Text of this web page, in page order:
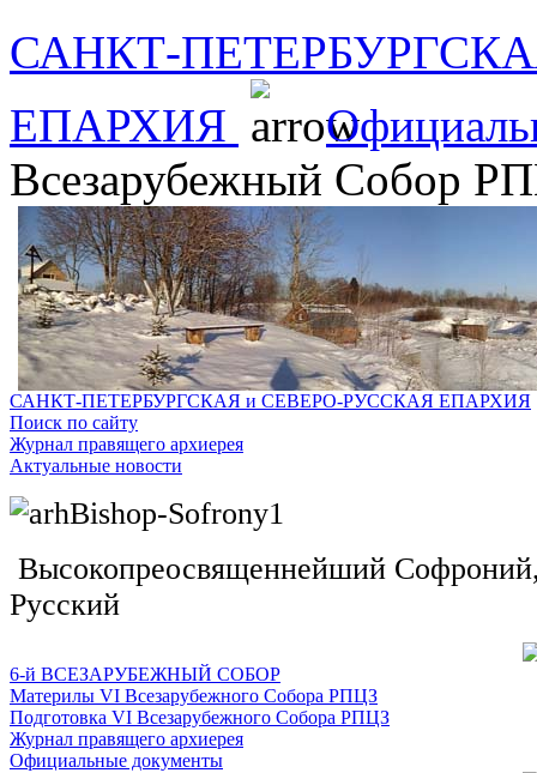
САНКТ-
ЕПАРХИЯ
Всезарубежный Собор
САНКТ-ПЕТЕРБУРГСКАЯ и СЕВЕРО-РУССКАЯ ЕПАРХИЯ
Поиск по сайту
Журнал правящего архиерея
Актуальные новости
Высокопреосвященнейший
Русский
6-й ВСЕЗАРУБЕЖНЫЙ СОБОР
Материлы VI Всезарубежного Собора РПЦЗ
Подготовка VI Всезарубежного Собора РПЦЗ
Журнал правящего архиерея
Официальные документы